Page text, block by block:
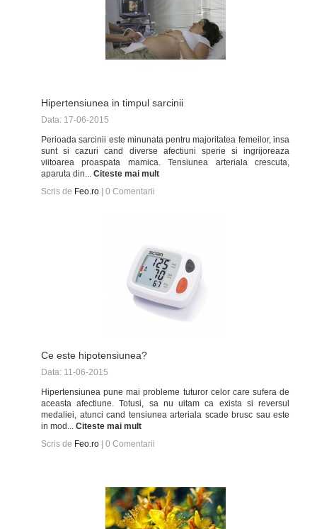
Hipertensiunea in timpul sarcinii
Data: 17-06-2015
Perioada sarcinii este minunata pentru majoritatea femeilor, insa
sunt si cazuri cand diverse afectiuni sperie si ingrijoreaza
viitoarea proaspata mamica. Tensiunea arteriala crescuta,
aparuta din... Citeste mai mult
Scris de Feo.ro 0 Comentarii
Ce este hipotensiunea?
Data: 11-06-2015
Hipertensiunea pune mai probleme tuturor celor care sufera de
aceasta afectiune. Totusi, sa nu uitam ca exista si reversul
medaliei, atunci cand tensiunea arteriala scade brusc sau este
in mod... Citeste mai mult
Scris de Feo.ro 0 Comentarii